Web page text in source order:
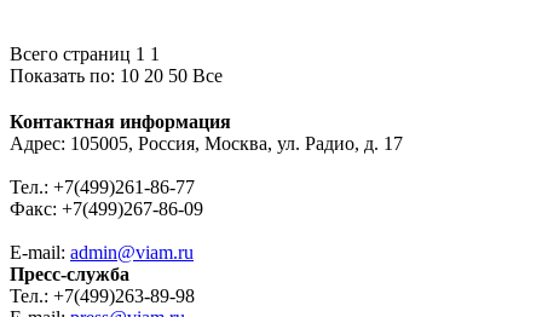
Всего страниц 1 1
Показать по: 10 20 50 Все
Контактная информация
Адрес: 105005, Россия, Москва, ул. Радио, д. 17
Тел.: +7(499)261-86-77
Факс: +7(499)267-86-09
E-mail: admin@viam.ru
Пресс-служба
Тел.: +7(499)263-89-98